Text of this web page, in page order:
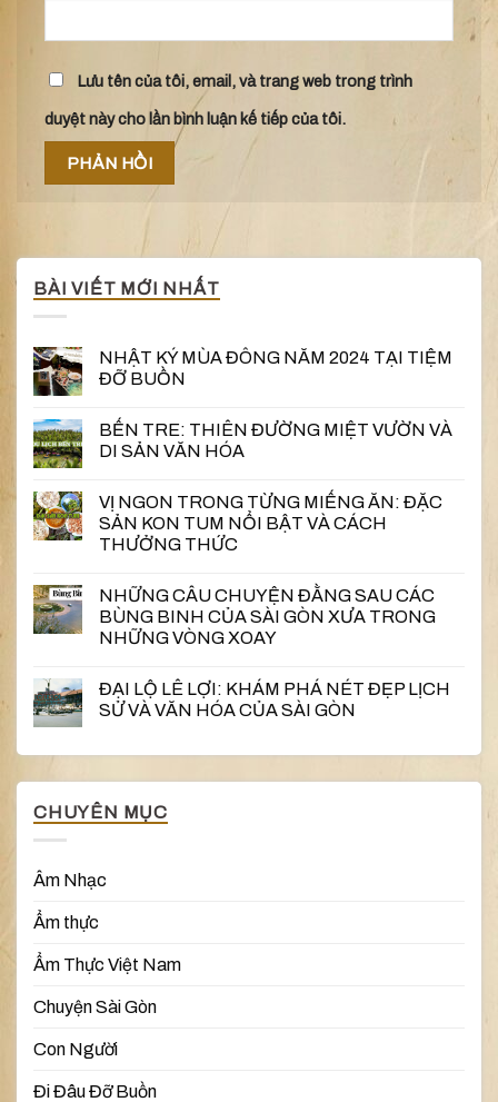
Lưu tên của tôi, email, và trang web trong trình
duyệt này cho lần bình luận kế tiếp của tôi.
BÀI VIẾT MỚI NHẤT
NHẬT KÝ MÙA ĐÔNG NĂM 2024 TẠI TIỆM
ĐỠ BUỒN
BẾN TRE: THIÊN ĐƯỜNG MIỆT VƯỜN VÀ
DI SẢN VĂN HÓA
VỊ NGON TRONG TỪNG MIẾNG ĂN: ĐẶC
SẢN KON TUM NỔI BẬT VÀ CÁCH
THƯỞNG THỨC
NHỮNG CÂU CHUYỆN ĐẰNG SAU CÁC
BÙNG BINH CỦA SÀI GÒN XƯA TRONG
NHỮNG VÒNG XOAY
ĐẠI LỘ LÊ LỢI: KHÁM PHÁ NÉT ĐẸP LỊCH
SỬ VÀ VĂN HÓA CỦA SÀI GÒN
CHUYÊN MỤC
Âm Nhạc
Ẩm thực
Ẩm Thực Việt Nam
Chuyện Sài Gòn
Con Người
Đi Đâu Đỡ Buồn